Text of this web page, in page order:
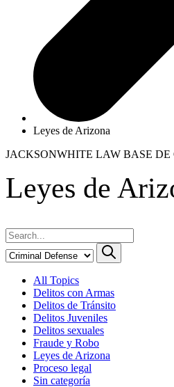
Leyes de Arizona
JACKSONWHITE LAW BASE DE
Leyes de
All Topics
Delitos con Armas
Delitos de Tránsito
Delitos Juveniles
Delitos sexuales
Fraude y Robo
Leyes de Arizona
Proceso legal
Sin categoría